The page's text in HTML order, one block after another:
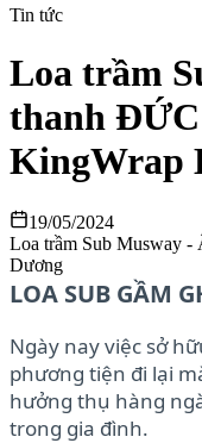
Tin tức
Loa trầm
thanh
KingWrap
19/05/2024
Loa trầm Sub Musway
Dương
LOA SUB GẦM
Ngày nay việc sở
phương tiện đi lại
hưởng thụ hàng
trong gia đình.